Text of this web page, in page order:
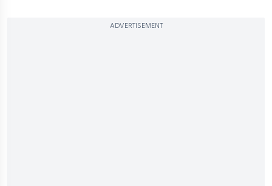
ADVERTISEMENT